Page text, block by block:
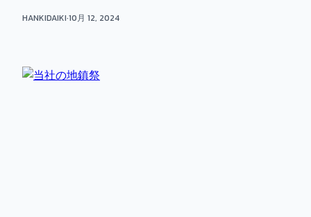
HANKIDAIKI·10月 12, 2024